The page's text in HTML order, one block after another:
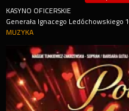
KASYNO OFICERSKIE
Generała Ignacego Ledóchowskiego
MUZYKA